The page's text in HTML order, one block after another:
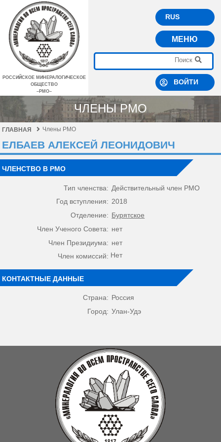
РОССИЙСКОЕ МИНЕРАЛОГИЧЕСКОЕ
ОБЩЕСТВО
–РМО–
RUS
МЕНЮ
ВОЙТИ
ЧЛЕНЫ РМО
ГЛАВНАЯ Члены РМО
ЕЛБАЕВ АЛЕКСЕЙ ЛЕОНИДОВИЧ
ЧЛЕНСТВО В РМО
Тип членства: Действительный член РМО
Год вступления: 2018
Отделение: Бурятское
Член Ученого Совета: нет
Член Президиума: нет
Член комиссий: Нет
КОНТАКТНЫЕ ДАННЫЕ
Страна: Россия
Город: Улан-Удэ